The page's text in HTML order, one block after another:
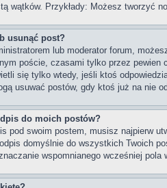
wątków. Przykłady: Możesz tworzyć
usunąć post?
lub moderator forum,
poście, czasami tylko przez
się tylko wtedy, jeśli ktoś
usuwać postów, gdy ktoś już na nie
do moich postów?
pod swoim postem, musisz najpierw
domyślnie do wszystkich Twoich
wspomnianego wcześniej pola